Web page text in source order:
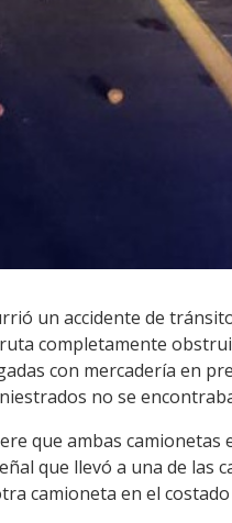
un accidente de
completamente
con mercadería en
no se
que ambas
que llevó a una de
camioneta en el